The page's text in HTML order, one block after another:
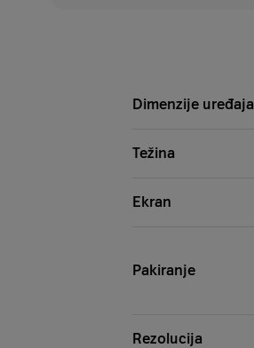
Dimenzije uređaja
Težina
Ekran
Pakiranje
Rezolucija